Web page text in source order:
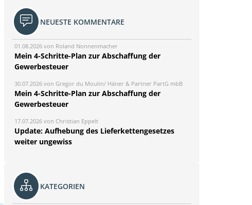
NEUESTE KOMMENTARE
01.08.2026 von Roland Nonnenmacher
Mein 4-Schritte-Plan zur Abschaffung der
Gewerbesteuer
30.07.2026 von Gregor du Moulin/ Häner & Partner PartG mbB
Mein 4-Schritte-Plan zur Abschaffung der
Gewerbesteuer
17.07.2026 von Christian Eppelt
Update: Aufhebung des Lieferkettengesetzes
weiter ungewiss
KATEGORIEN